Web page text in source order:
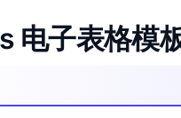
电子表格模